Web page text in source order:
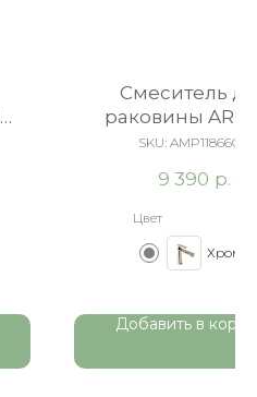
Cмеситель
раковины
AMP11866CP
SKU: AMP11866CP
9 390 р.
Цвет
Хром
Добавить в